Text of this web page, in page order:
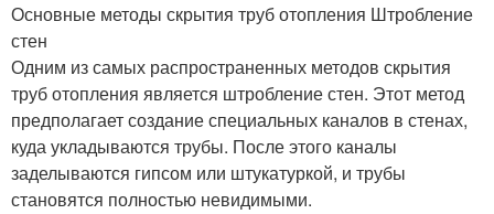
Основные методы скрытия труб отопления Штробление
стен
Одним из самых распространенных методов скрытия
труб отопления является штробление стен. Этот метод
предполагает создание специальных каналов в стенах,
куда укладываются трубы. После этого каналы
заделываются гипсом или штукатуркой, и трубы
становятся полностью невидимыми.